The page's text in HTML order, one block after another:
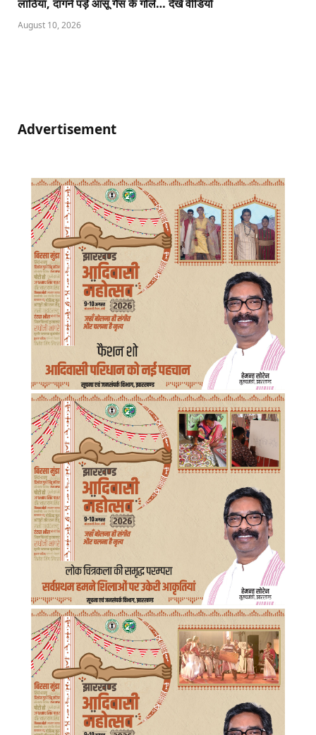
लाठियां, दागने पड़े आंसू गैस के गोले… देखें वीडियो
August 10, 2026
Advertisement